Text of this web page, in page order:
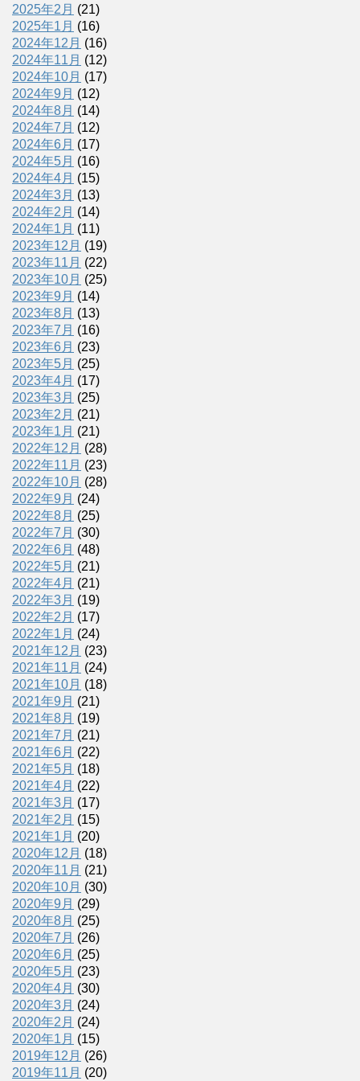
2025年2月 (21)
2025年1月 (16)
2024年12月 (16)
2024年11月 (12)
2024年10月 (17)
2024年9月 (12)
2024年8月 (14)
2024年7月 (12)
2024年6月 (17)
2024年5月 (16)
2024年4月 (15)
2024年3月 (13)
2024年2月 (14)
2024年1月 (11)
2023年12月 (19)
2023年11月 (22)
2023年10月 (25)
2023年9月 (14)
2023年8月 (13)
2023年7月 (16)
2023年6月 (23)
2023年5月 (25)
2023年4月 (17)
2023年3月 (25)
2023年2月 (21)
2023年1月 (21)
2022年12月 (28)
2022年11月 (23)
2022年10月 (28)
2022年9月 (24)
2022年8月 (25)
2022年7月 (30)
2022年6月 (48)
2022年5月 (21)
2022年4月 (21)
2022年3月 (19)
2022年2月 (17)
2022年1月 (24)
2021年12月 (23)
2021年11月 (24)
2021年10月 (18)
2021年9月 (21)
2021年8月 (19)
2021年7月 (21)
2021年6月 (22)
2021年5月 (18)
2021年4月 (22)
2021年3月 (17)
2021年2月 (15)
2021年1月 (20)
2020年12月 (18)
2020年11月 (21)
2020年10月 (30)
2020年9月 (29)
2020年8月 (25)
2020年7月 (26)
2020年6月 (25)
2020年5月 (23)
2020年4月 (30)
2020年3月 (24)
2020年2月 (24)
2020年1月 (15)
2019年12月 (26)
2019年11月 (20)